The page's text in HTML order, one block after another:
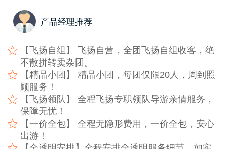
产品经理推荐
【飞扬自组】 飞扬自营，全团飞扬自组收客，绝
不散拼转卖杂团。
【精品小团】 精品小团，每团仅限20人，周到照
顾服务！
【飞扬领队】 全程飞扬专职领队导游亲情服务，
保障无忧！
【一价全包】 全程无隐形费用，一价全包，安心
出游！